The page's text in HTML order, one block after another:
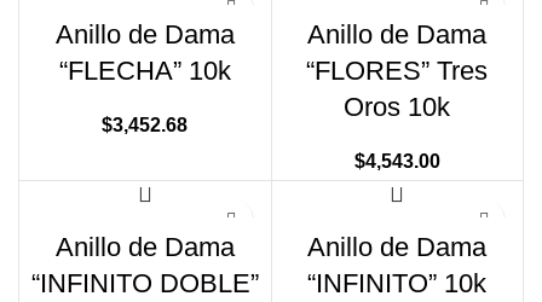
Anillo de Dama
“FLECHA” 10k
$3,452.68
Anillo de Dama
“FLORES” Tres
Oros 10k
$4,543.00
Anillo de Dama
“INFINITO DOBLE”
Anillo de Dama
“INFINITO” 10k